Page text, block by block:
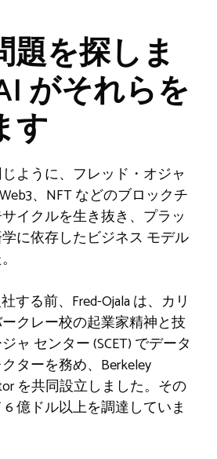
題を探しま
がそれらを
す
ように、フレッド・オジャ
、NFT などのブロックチ
イクルを生き抜き、プラッ
に依存したビジネス モデル
する前、Fred-Ojala は、カリ
クレー校の起業家精神と技
ャ センター (SCET) でデータ
ターを務め、Berkeley
を共同設立しました。その
億ドル以上を調達していま